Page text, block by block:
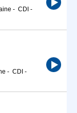
- CDI -
- CDI -